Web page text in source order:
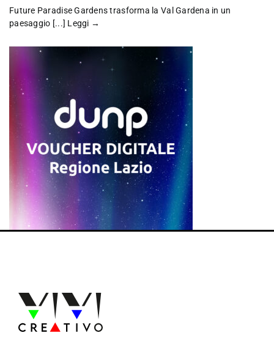
Future Paradise Gardens trasforma la Val Gardena in un
paesaggio [...] Leggi →